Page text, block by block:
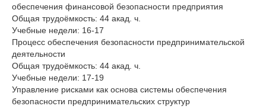
обеспечения финансовой безопасности предприятия
Общая трудоёмкость: 44 акад. ч.
Учебные недели: 16-17
Процесс обеспечения безопасности предпринимательской
деятельности
Общая трудоёмкость: 44 акад. ч.
Учебные недели: 17-19
Управление рисками как основа системы обеспечения
безопасности предпринимательских структур